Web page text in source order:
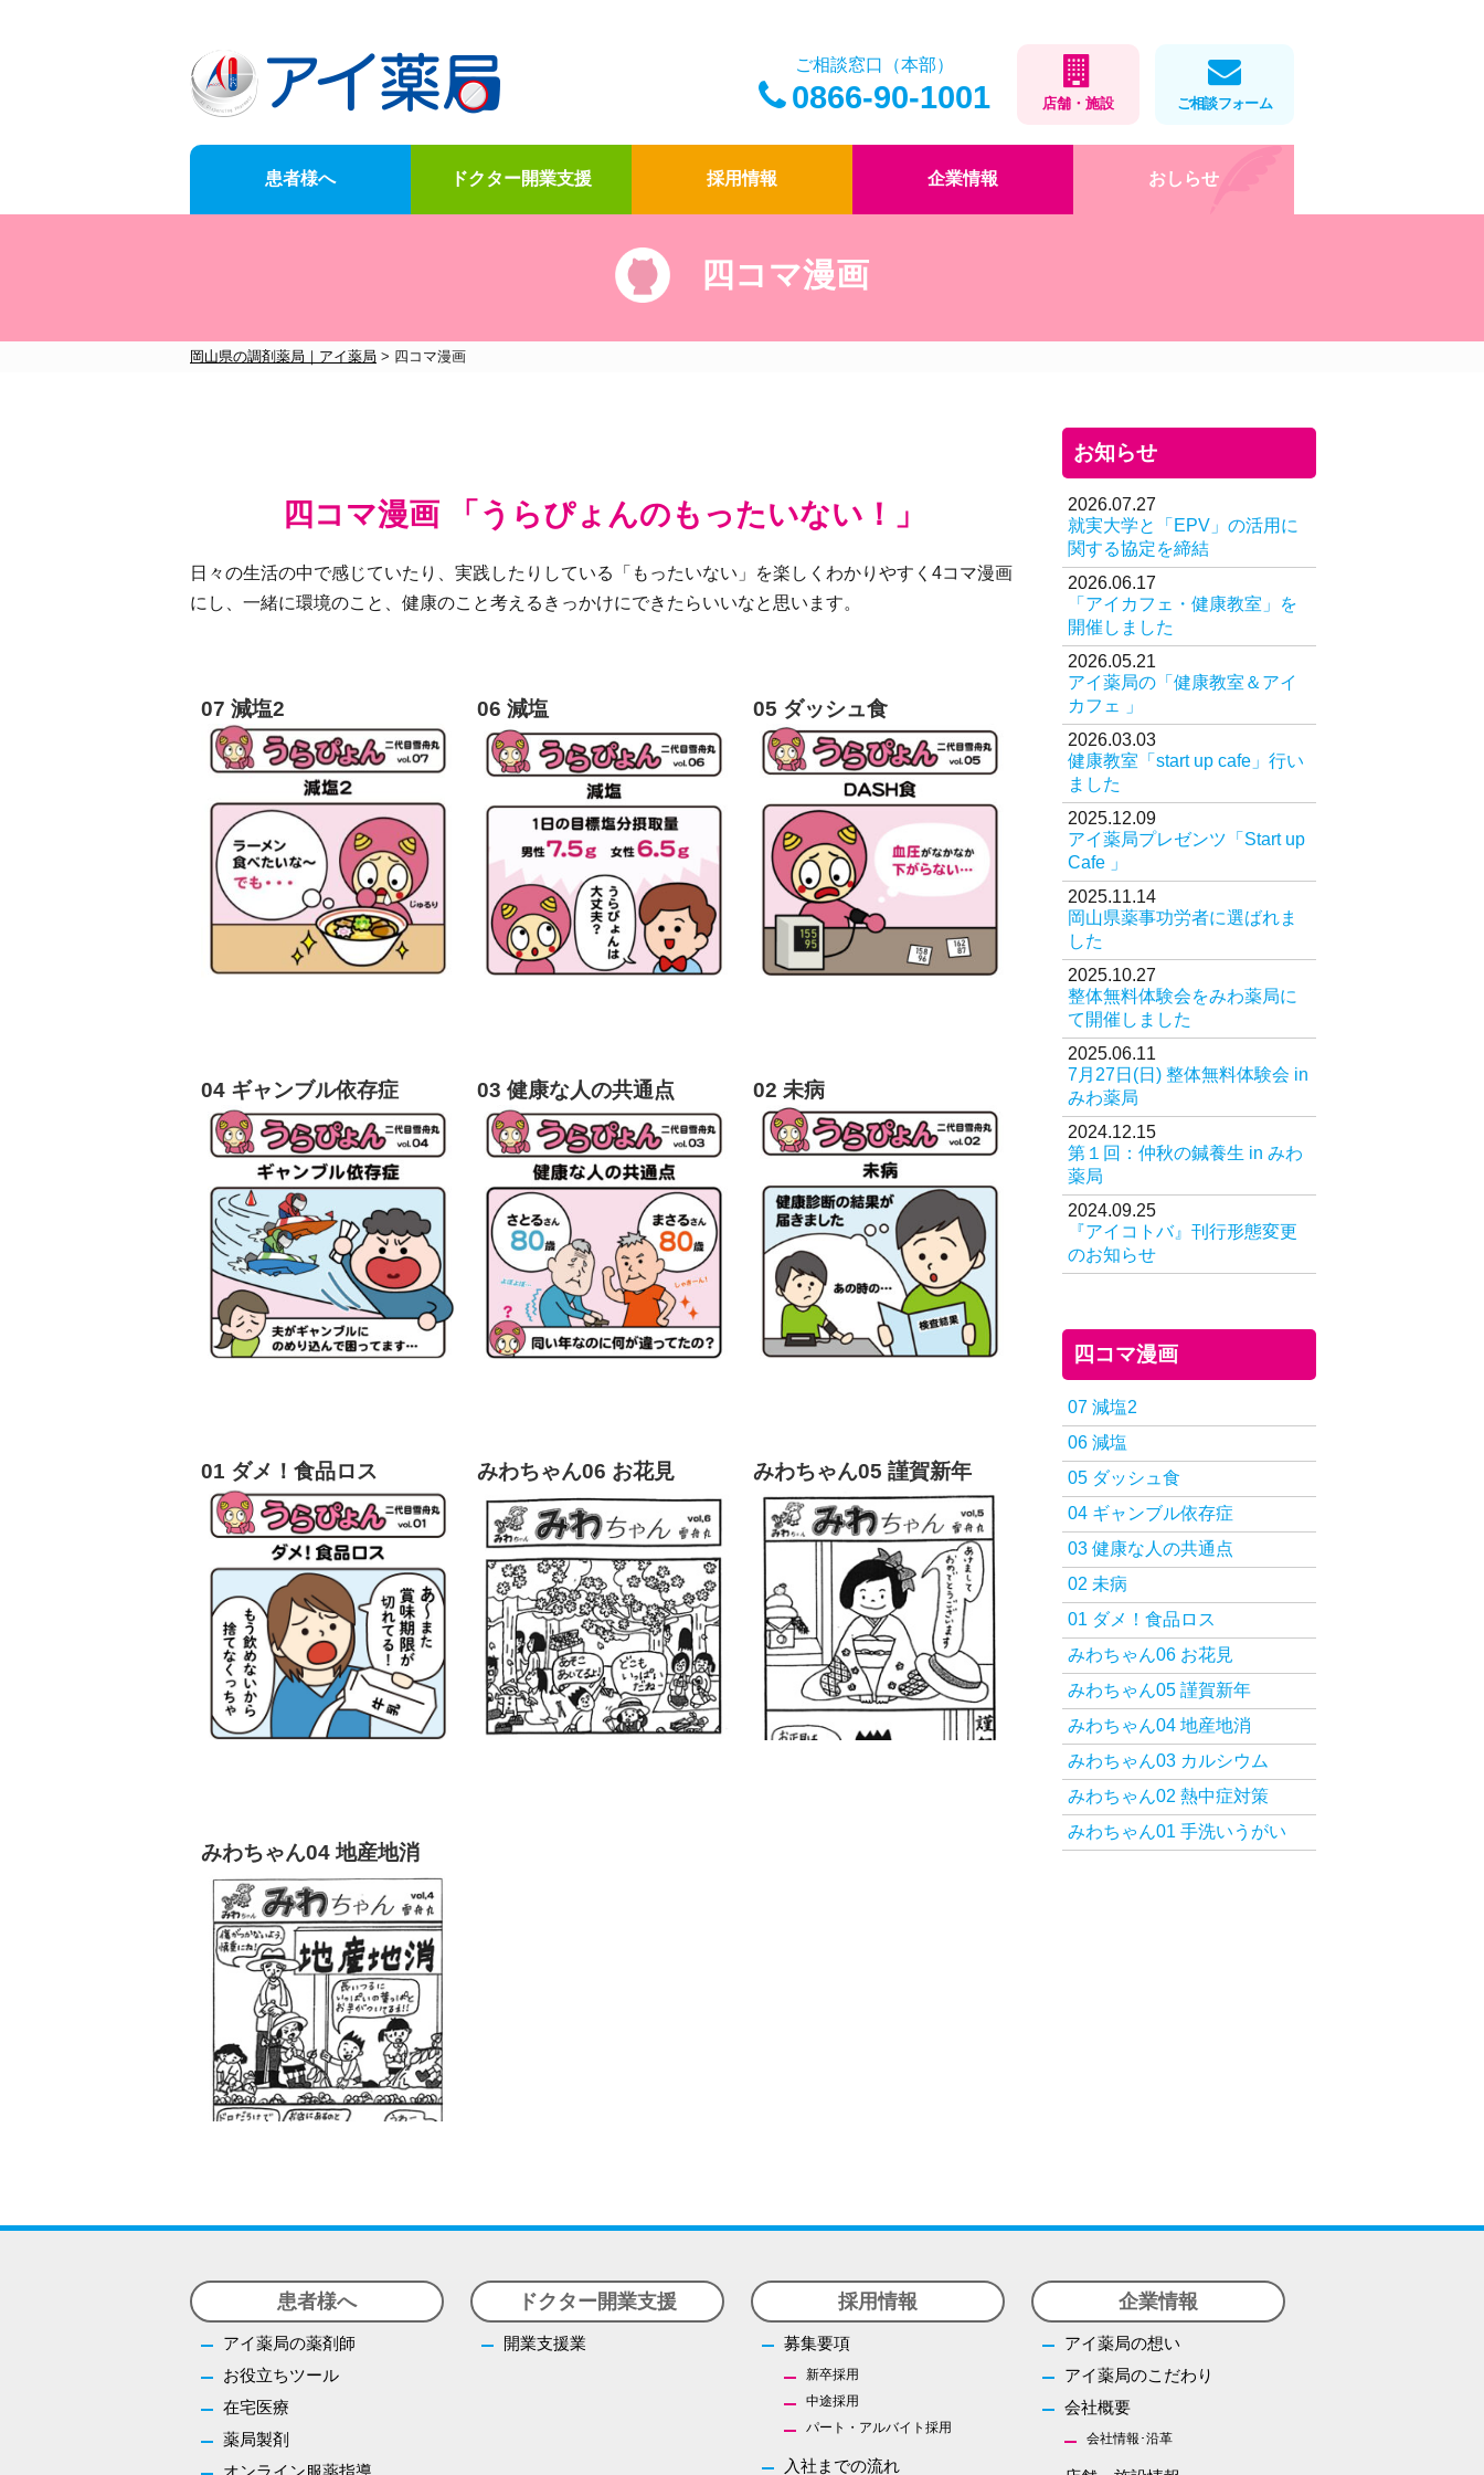
ご相談窓口（本部）
0866-90-1001 店舗・施設 ご相談フォーム
患者様へ
健康教室
お役立ちツール
オリジナル商品
医薬品の特定販売
お問い合わせ
ドクター開業支援 採用情報 企業情報
インターンシップ(栄養学
おしらせ
四コマ漫画
岡山県の調剤薬局｜アイ薬局 > 四コマ漫画
四コマ漫画 「うらぴょんのもったいない！」
日々の生活の中で感じていたり、実践したりしている「もったいない」を楽しくわかりやすく4コマ漫画
にし、一緒に環境のこと、健康のこと考えるきっかけにできたらいいなと思います。
07 減塩2 06 減塩 05 ダッシュ食
04 ギャンブル依存症 03 健康な人の共通点 02 未病
01 ダメ！食品ロス みわちゃん06 お花見 みわちゃん05 謹賀新年
みわちゃん04 地産地消
お知らせ
2026.07.27
就実大学と「EPV」の活用に
関する協定を締結
2026.06.17
「アイカフェ・健康教室」を
開催しました
2026.05.21
アイ薬局の「健康教室＆アイ
カフェ 」
2026.03.03
健康教室「start up cafe」行い
ました
2025.12.09
アイ薬局プレゼンツ「Start up
Cafe 」
2025.11.14
岡山県薬事功労者に選ばれま
した
2025.10.27
整体無料体験会をみわ薬局に
て開催しました
2025.06.11
7月27日(日) 整体無料体験会 in
みわ薬局
2024.12.15
第１回：仲秋の鍼養生 in みわ
薬局
2024.09.25
『アイコトバ』刊行形態変更
のお知らせ
四コマ漫画
07 減塩2
06 減塩
05 ダッシュ食
04 ギャンブル依存症
03 健康な人の共通点
02 未病
01 ダメ！食品ロス
みわちゃん06 お花見
みわちゃん05 謹賀新年
みわちゃん04 地産地消
みわちゃん03 カルシウム
みわちゃん02 熱中症対策
みわちゃん01 手洗いうがい
患者様へ
アイ薬局の薬剤師
お役立ちツール
在宅医療
薬局製剤
オンライン服薬指導
ドクター開業支援
開業支援業
採用情報
募集要項
新卒採用
中途採用
パート・アルバイト採用
入社までの流れ
企業情報
アイ薬局の想い
アイ薬局のこだわり
会社概要
会社情報･沿革